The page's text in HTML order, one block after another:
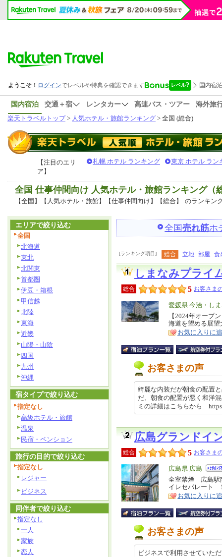
国内宿泊 交通＋宿 レンタカー 高速バス・ツアー
海外旅
楽天トラベルトップ> 人気ホテル・旅館ランキング > 全国 (総合)
【注目のエリ
ア】
札幌 ホテル ランキング 東京 ホテル ラン
全国 仕事仲間向け 人気ホテル・旅館ランキング（
【全国】【人気ホテル・旅館】【仕事仲間向け】【総合】 のランキン
全国売れ筋ホ
[ランキング項目] 総合 立地 部屋 食
しまなみプライ
総合 5 お客さま
エ
リ
ア
愛媛県 今治・し
特
徴
【2024年オープ
海道を望める展
お気に入りに
お客さまの声
綺麗な内装だが朝食の配置
だ、朝食の配置が悪く和洋
ミの詳細はこちらから
広島グランドイ
総合 5 お客さま
エ
リ
ア
広島県 広島
特
徴
全室禁煙 広島駅
イレセパレート
お気に入りに
お客さまの声
ビジネスで利用させていた
エリアで絞り込む
全国
北海道
東北
北関東
首都圏
伊豆・箱根
甲信越
北陸
東海
近畿
山陽・山陰
四国
九州
沖縄
宿タイプで絞り込む
指定なし
高級ホテル・旅館
温泉
民宿・ペンション
旅行の目的で絞り込む
指定なし
レジャー
ビジネス
同伴者で絞り込む
指定なし
一人
家族
恋人